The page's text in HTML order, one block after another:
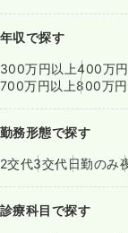
年収で探す
300万円以上400万
700万円以上800万円
勤務形態で探す
2交代3交代日勤のみ
診療科目で探す